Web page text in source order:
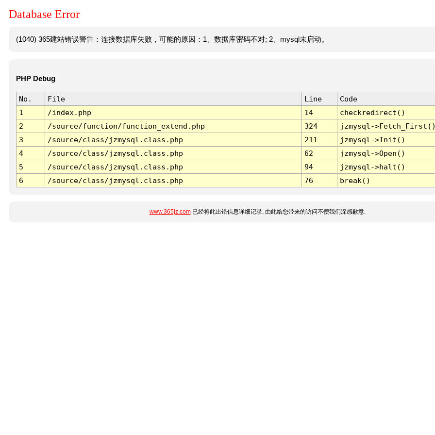
Database Error
(1040) 365建站错误警告：连接数据库失败，可能的原因：1、数据库密码不对; 2、mysql未启动。
PHP Debug
No. File Line
Code
1
/index.php 14
checkredirect()
2
/source/function/function_extend.php 324
jzmysql-
3
/source/class/jzmysql.class.php 211
jzmysql->Init()
4
/source/class/jzmysql.class.php 62
jzmysql->Open()
5
/source/class/jzmysql.class.php 94
jzmysql->halt()
6
/source/class/jzmysql.class.php 76 break()
www.365jz.com已经将此出错信息详细记录, 由此给您带来的访问不便我们深感歉意.